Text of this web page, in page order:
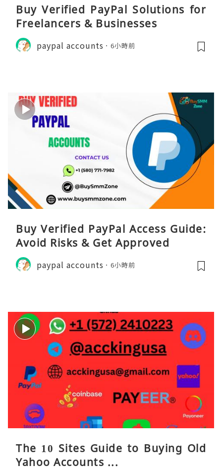
Buy Verified PayPal Solutions for
Freelancers & Businesses
paypal accounts 6小時前
Buy Verified PayPal Access Guide:
Avoid Risks & Get Approved
paypal accounts 6小時前
The 10 Sites Guide to Buying Old
Yahoo Accounts ...